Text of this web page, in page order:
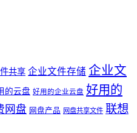
共享 企业文件存储 企业文
的云盘 好用的企业云盘 好用的
网盘 网盘产品 网盘共享文件 联想